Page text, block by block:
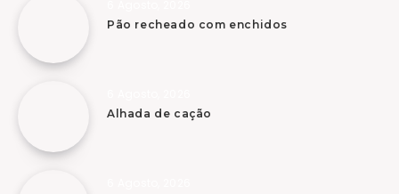
Pão recheado com enchidos
Alhada de cação